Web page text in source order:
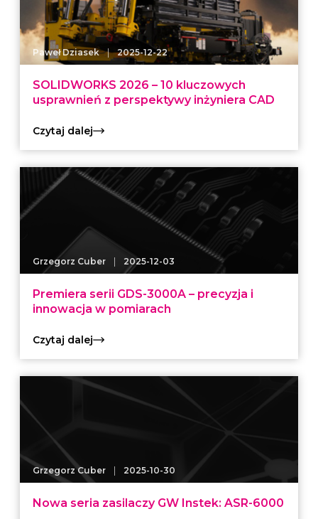
Paweł Dziasek | 2025-12-22
SOLIDWORKS 2026 – 10 kluczowych
usprawnień z perspektywy inżyniera CAD
Czytaj dalej
Grzegorz Cuber | 2025-12-03
Premiera serii GDS-3000A – precyzja i
innowacja w pomiarach
Czytaj dalej
Grzegorz Cuber | 2025-10-30
Nowa seria zasilaczy GW Instek: ASR-6000